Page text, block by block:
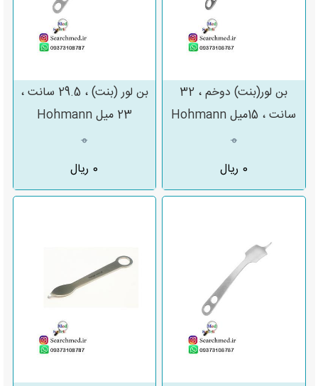
بن لور(بنت) دوخم ، 32
سانت ، 15میل Hohmann
0
0 ریال
بن لور (بنت) ، 29.5 سانت ،
23 میل Hohmann
0
0 ریال